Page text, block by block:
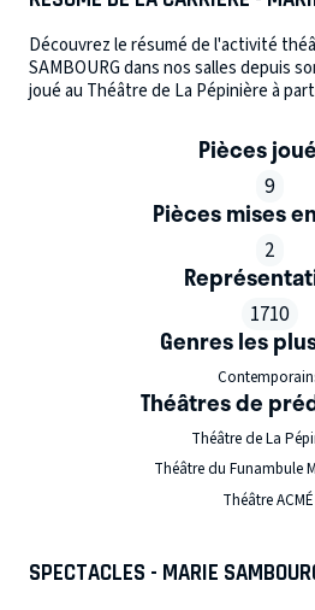
Découvrez le résumé de l'activité
SAMBOURG dans nos salles depuis
joué au Théâtre de La Pépinière à
Pièces
9
Pièces mises
2
1710
Genres les
Théâtres de
Théâtre de La
Théâtre du Funambule
Théâtre ACMÉ
SPECTACLES - MARIE